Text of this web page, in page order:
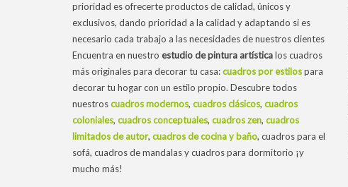
prioridad es ofrecerte productos de calidad, únicos y
exclusivos, dando prioridad a la calidad y adaptando si es
necesario cada trabajo a las necesidades de nuestros clientes
Encuentra en nuestro estudio de pintura artísticalos cuadros
más originales para decorar tu casa:cuadros por estilospara
decorar tu hogar con un estilo propio. Descubre todos
nuestroscuadros modernos, cuadros clásicos, cuadros
coloniales, cuadros conceptuales, cuadros zen, cuadros
limitados de autor, cuadros de cocina y baño, cuadros para el
sofá, cuadros de mandalas y cuadros para dormitorio ¡y
mucho más!